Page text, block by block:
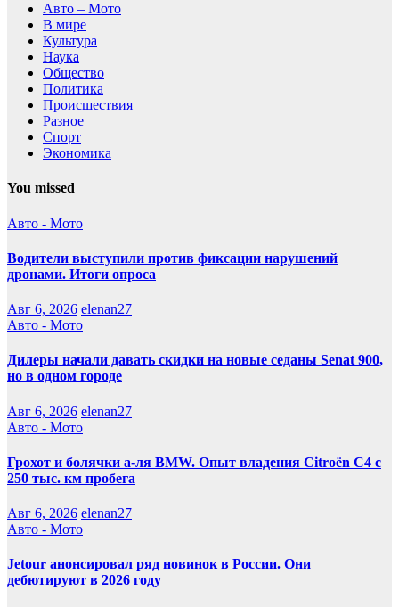
Авто – Мото
В мире
Культура
Наука
Общество
Политика
Происшествия
Разное
Спорт
Экономика
You missed
Авто - Мото
Водители выступили против фиксации нарушений
дронами. Итоги опроса
Авг 6, 2026 elenan27
Авто - Мото
Дилеры начали давать скидки на новые седаны Senat 900,
но в одном городе
Авг 6, 2026 elenan27
Авто - Мото
Грохот и болячки а-ля BMW. Опыт владения Citroёn C4 с
250 тыс. км пробега
Авг 6, 2026 elenan27
Авто - Мото
Jetour анонсировал ряд новинок в России. Они
дебютируют в 2026 году